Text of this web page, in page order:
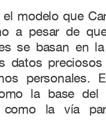
modelo que
a pesar de
se basan en
datos
personales.
la base del
como la vía